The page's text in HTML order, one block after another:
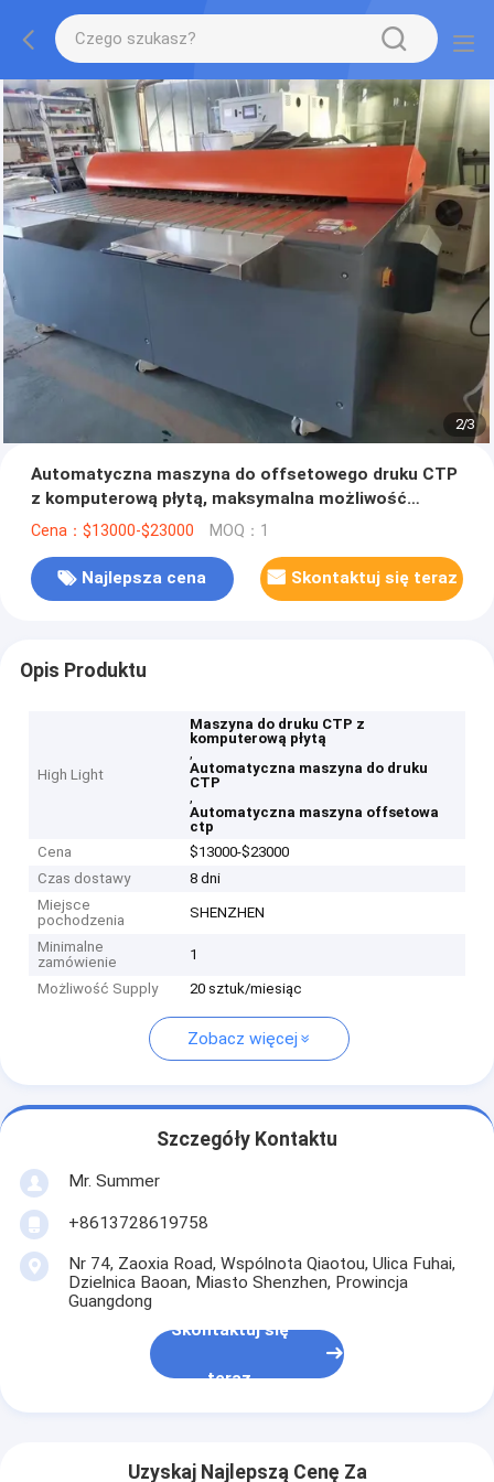
2/3
Automatyczna maszyna do offsetowego druku CTP
z komputerową płytą, maksymalna możliwość
dostosowania koloru
Cena：$13000-$23000 MOQ：1
Najlepsza cena Skontaktuj się teraz
Opis Produktu
High Light
Maszyna do druku CTP z
komputerową płytą
,
Automatyczna maszyna do druku
CTP
,
Automatyczna maszyna offsetowa
ctp
Cena
$13000-$23000
Czas dostawy
8 dni
Miejsce
pochodzenia
SHENZHEN
Minimalne
zamówienie
1
Możliwość Supply 20 sztuk/miesiąc
Zobacz więcej
Szczegóły Kontaktu
Mr. Summer
+8613728619758
Nr 74, Zaoxia Road, Wspólnota Qiaotou, Ulica Fuhai,
Dzielnica Baoan, Miasto Shenzhen, Prowincja
Guangdong
Skontaktuj się
teraz
Uzyskaj Najlepszą Cenę Za